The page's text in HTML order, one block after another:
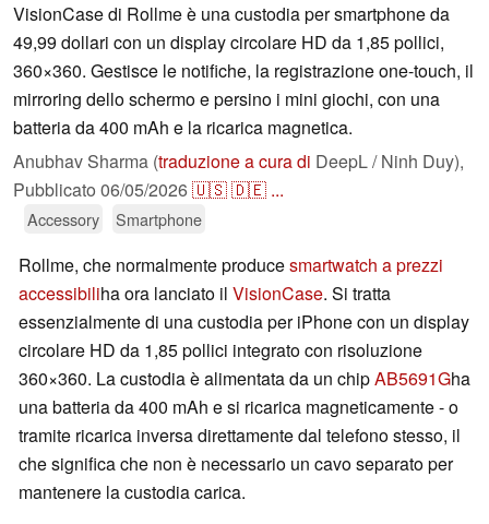
VisionCase di Rollme è una custodia per smartphone da
49,99 dollari con un display circolare HD da 1,85 pollici,
360×360. Gestisce le notifiche, la registrazione one-touch, il
mirroring dello schermo e persino i mini giochi, con una
batteria da 400 mAh e la ricarica magnetica.
Anubhav Sharma (traduzione a cura di DeepL / Ninh Duy),
Pubblicato 06/05/2026🇺🇸🇩🇪 ...
Accessory Smartphone
Rollme, che normalmente producesmartwatch a prezzi
accessibiliha ora lanciato il VisionCase. Si tratta
essenzialmente di una custodia per iPhone con un display
circolare HD da 1,85 pollici integrato con risoluzione
360×360. La custodia è alimentata da un chipAB5691Gha
una batteria da 400 mAh e si ricarica magneticamente - o
tramite ricarica inversa direttamente dal telefono stesso, il
che significa che non è necessario un cavo separato per
mantenere la custodia carica.